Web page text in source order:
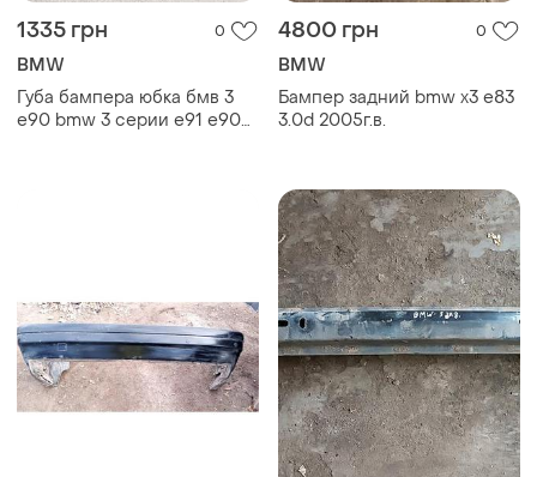
1335 грн 0
BMW
Губа бампера юбка бмв 3
е90 bmw 3 серии e91 e90
4800 грн 0
BMW
Бампер задний bmw x3 e83
3.0d 2005г.в.